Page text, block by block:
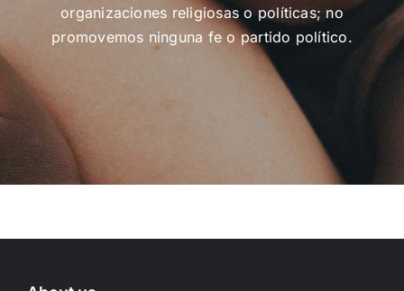
organizaciones religiosas o políticas; no
promovemos ninguna fe o partido político.